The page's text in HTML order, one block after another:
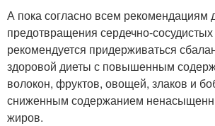
А пока согласно всем рекомендациям
предотвращения сердечно-
рекомендуется придерживаться
здоровой диеты с повышенным
волокон, фруктов, овощей, злаков и
сниженным содержанием
жиров.